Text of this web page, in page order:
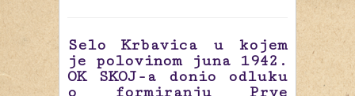
Selo Krbavica u kojem
je polovinom juna 1942.
OK SKOJ-a donio odluku
o formiranju Prve